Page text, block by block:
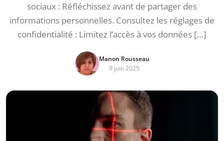
sociaux : Réfléchissez avant de partager des
informations personnelles. Consultez les réglages de
confidentialité : Limitez l’accès à vos données […]
Manon Rousseau
9 juin 2025